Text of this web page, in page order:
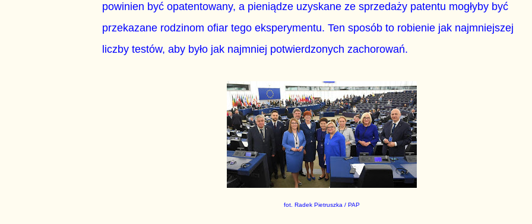
powinien być opatentowany, a pieniądze uzyskane ze sprzedaży patentu mogłyby być
przekazane rodzinom ofiar tego eksperymentu. Ten sposób to robienie jak najmniejszej
liczby testów, aby było jak najmniej potwierdzonych zachorowań.
fot. Radek Pietruszka / PAP